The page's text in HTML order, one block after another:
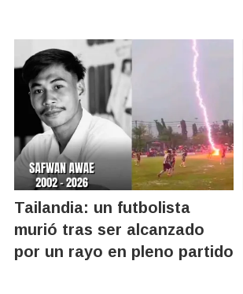
Tailandia: un futbolista
murió tras ser alcanzado
por un rayo en pleno partido